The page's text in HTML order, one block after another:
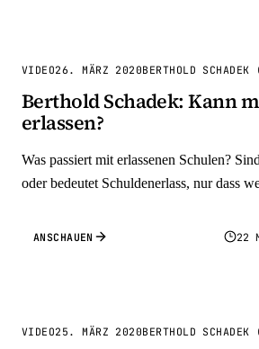
VIDEO26. MÄRZ 2020BERTHOLD
Berthold Schadek: Kann
erlassen?
Was passiert mit erlassenen Schulen?
oder bedeutet Schuldenerlass, nur dass
ANSCHAUEN 22
VIDEO25. MÄRZ 2020BERTHOLD